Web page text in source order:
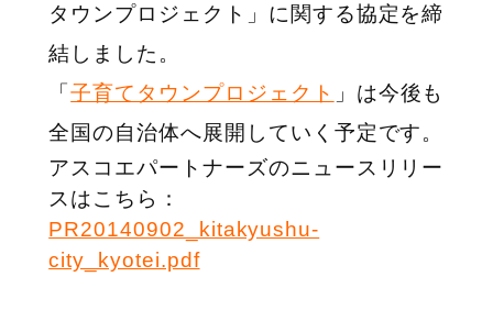
タウンプロジェクト」に関する協定を締
結しました。
「子育てタウンプロジェクト 」は今後も
全国の自治体へ展開していく予定です。
アスコエパートナーズのニュースリリー
スはこちら：
PR20140902_kitakyushu-
city_kyotei.pdf